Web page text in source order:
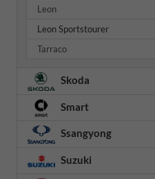
Leon
Leon Sportstourer
Tarraco
Skoda
Smart
Ssangyong
Suzuki